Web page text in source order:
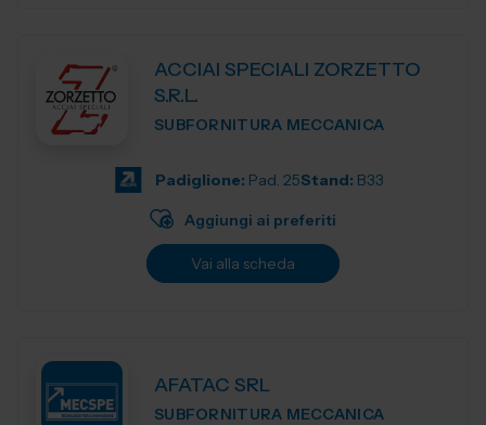
ACCIAI SPECIALI ZORZETTO
S.R.L.
SUBFORNITURA MECCANICA
Padiglione: Pad. 25Stand: B33
Aggiungi ai preferiti
Vai alla scheda
AFATAC SRL
SUBFORNITURA MECCANICA